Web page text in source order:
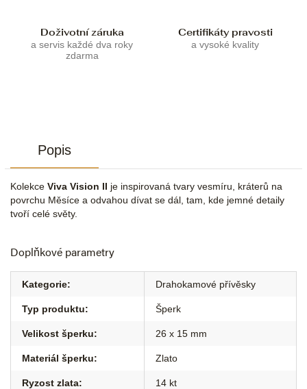
Doživotní záruka
a servis každé dva roky
zdarma
Certifikáty pravosti
a vysoké kvality
Popis
Kolekce Viva Vision II je inspirovaná tvary vesmíru, kráterů na
povrchu Měsíce a odvahou dívat se dál, tam, kde jemné detaily
tvoří celé světy.
Doplňkové parametry
Kategorie: Drahokamové přívěsky
Typ produktu: Šperk
Velikost šperku: 26 x 15 mm
Materiál šperku: Zlato
Ryzost zlata: 14 kt